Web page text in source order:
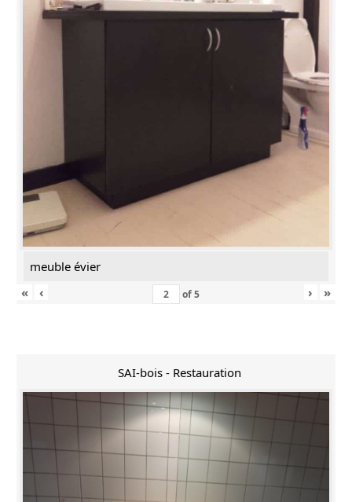
meuble évier
«
‹ of5 › »
SAI-bois - Restauration